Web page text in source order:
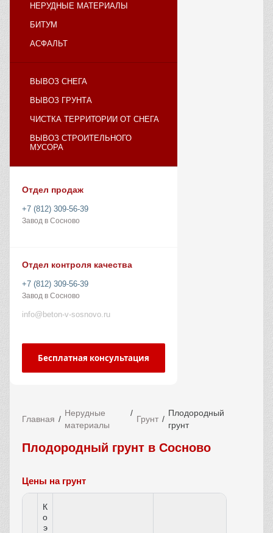
НЕРУДНЫЕ МАТЕРИАЛЫ
БИТУМ
АСФАЛЬТ
ВЫВОЗ СНЕГА
ВЫВОЗ ГРУНТА
ЧИСТКА ТЕРРИТОРИИ ОТ СНЕГА
ВЫВОЗ СТРОИТЕЛЬНОГО
МУСОРА
Отдел продаж
+7 (812) 309-56-39
Завод в Сосново
Отдел контроля качества
+7 (812) 309-56-39
Завод в Сосново
info@beton-v-sosnovo.ru
Бесплатная консультация
Главная
Нерудные
материалы
Грунт
Плодородный
грунт
Плодородный грунт в Сосново
Цены на грунт
К
о
э